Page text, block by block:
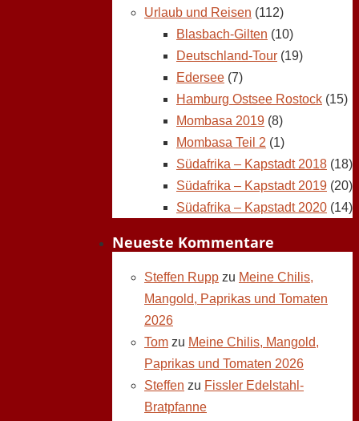
Urlaub und Reisen (112)
Blasbach-Gilten (10)
Deutschland-Tour (19)
Edersee (7)
Hamburg Ostsee Rostock (15)
Mombasa 2019 (8)
Mombasa Teil 2 (1)
Südafrika – Kapstadt 2018 (18)
Südafrika – Kapstadt 2019 (20)
Südafrika – Kapstadt 2020 (14)
Neueste Kommentare
Steffen Rupp zu Meine Chilis,
Mangold, Paprikas und Tomaten
2026
Tom zu Meine Chilis, Mangold,
Paprikas und Tomaten 2026
Steffen zu Fissler Edelstahl-
Bratpfanne